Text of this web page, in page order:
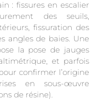
: fissures en escalier
des seuils,
fissuration des
angles de baies. Une
la pose de jauges
et parfois
confirmer l’origine
en sous-œuvre
de résine).